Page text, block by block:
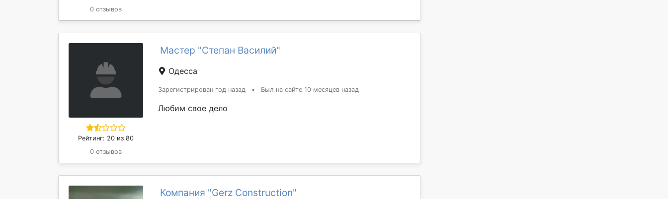
0 отзывов
Рейтинг: 20 из 80
0 отзывов
Мастер "Степан Василий"
Одесса
Зарегистрирован год назад • Был на сайте 10 месяцев назад
Любим свое дело
Компания "Gerz Construction"